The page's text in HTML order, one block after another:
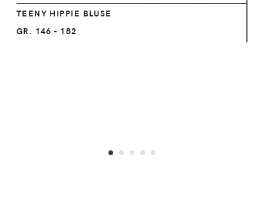
TEENY HIPPIE BLUSE
GR. 146 - 182